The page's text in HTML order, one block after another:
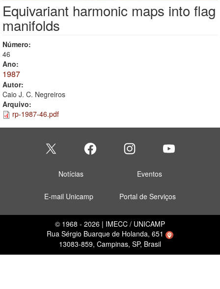
Equivariant harmonic maps into flag
manifolds
Número:
46
Ano:
1987
Autor:
Caio J. C. Negreiros
Arquivo:
rp-1987-46.pdf
Notícias Eventos
E-mail Unicamp Portal de Serviços
© 1968 - 2026 | IMECC / UNICAMP
Rua Sérgio Buarque de Holanda, 651
13083-859, Campinas, SP, Brasil